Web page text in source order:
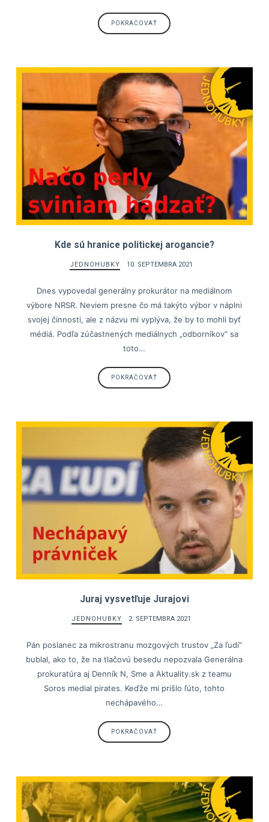
POKRAČOVAŤ
Kde sú hranice politickej arogancie?
JEDNOHUBKY 10. SEPTEMBRA 2021
Dnes vypovedal generálny prokurátor na mediálnom
výbore NRSR. Neviem presne čo má takýto výbor v náplni
svojej činnosti, ale z názvu mi vyplýva, že by to mohli byť
médiá. Podľa zúčastnených mediálnych „odborníkov“ sa
toto…
POKRAČOVAŤ
Juraj vysvetľuje Jurajovi
JEDNOHUBKY 2. SEPTEMBRA 2021
Pán poslanec za mikrostranu mozgových trustov „Za ľudí“
bublal, ako to, že na tlačovú besedu nepozvala Generálna
prokuratúra aj Denník N, Sme a Aktuality.sk z teamu
Soros medial pirates. Keďže mi prišlo ľúto, tohto
nechápavého…
POKRAČOVAŤ